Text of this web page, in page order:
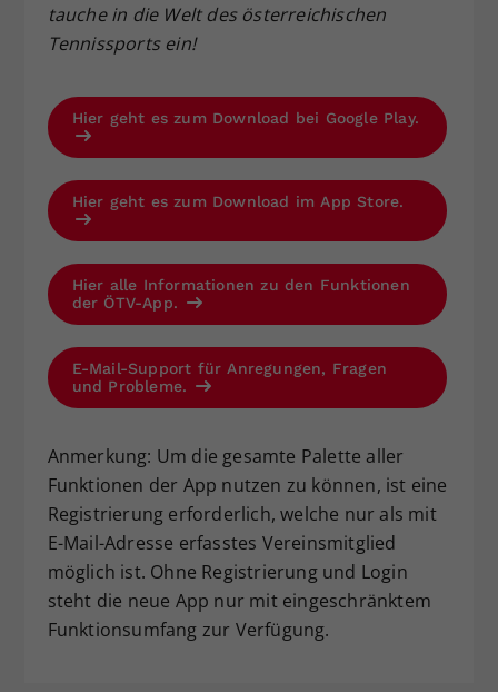
tauche in die Welt des österreichischen
Tennissports ein!
Hier geht es zum Download bei Google Play.
Hier geht es zum Download im App Store.
Hier alle Informationen zu den Funktionen
der ÖTV-App.
E-Mail-Support für Anregungen, Fragen
und Probleme.
Anmerkung: Um die gesamte Palette aller
Funktionen der App nutzen zu können, ist eine
Registrierung erforderlich, welche nur als mit
E-Mail-Adresse erfasstes Vereinsmitglied
möglich ist. Ohne Registrierung und Login
steht die neue App nur mit eingeschränktem
Funktionsumfang zur Verfügung.